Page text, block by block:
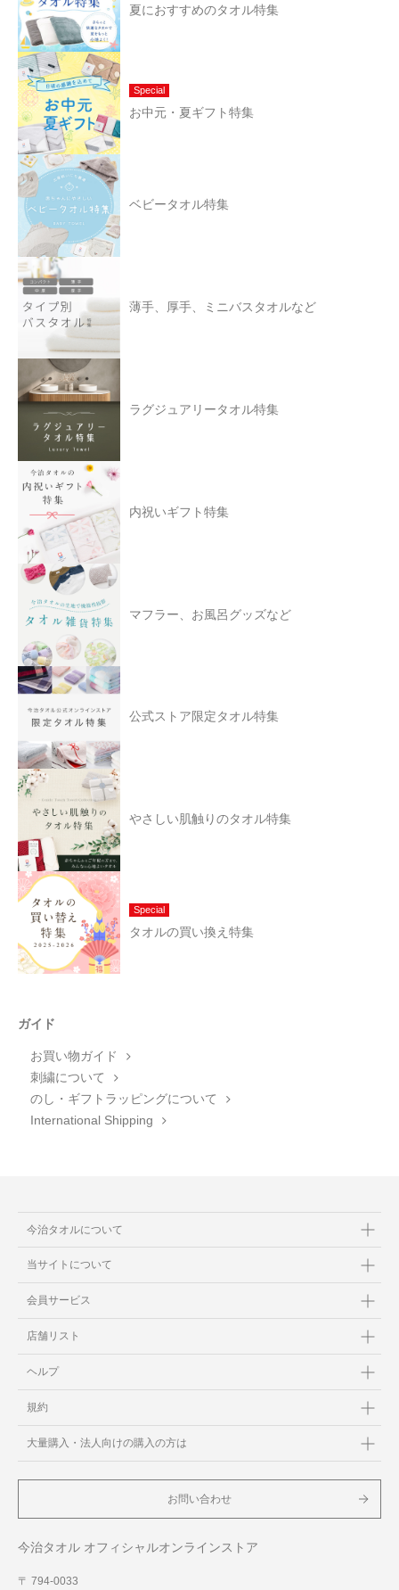
夏におすすめのタオル特集
Special
お中元・夏ギフト特集
ベビータオル特集
薄手、厚手、ミニバスタオルなど
ラグジュアリータオル特集
内祝いギフト特集
マフラー、お風呂グッズなど
公式ストア限定タオル特集
やさしい肌触りのタオル特集
Special
タオルの買い換え特集
ガイド
お買い物ガイド
刺繍について
のし・ギフトラッピングについて
International Shipping
今治タオルについて
当サイトについて
会員サービス
店舗リスト
ヘルプ
規約
大量購入・法人向けの購入の方は
お問い合わせ
今治タオル オフィシャルオンラインストア
〒 794-0033